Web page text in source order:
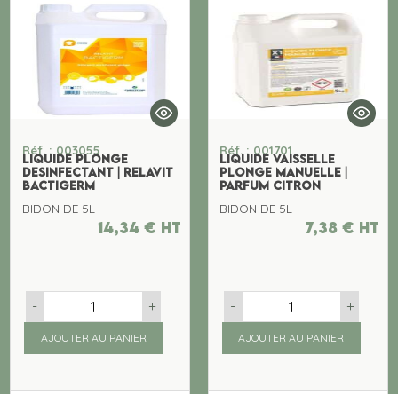
Réf. : 003055
LIQUIDE PLONGE
DESINFECTANT | RELAVIT
BACTIGERM
BIDON DE 5L
14,34 € ht
- +
AJOUTER AU PANIER
Réf. : 001701
LIQUIDE VAISSELLE
PLONGE MANUELLE |
PARFUM CITRON
BIDON DE 5L
7,38 € ht
- +
AJOUTER AU PANIER